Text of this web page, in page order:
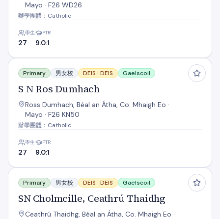
Mayo · F26 WD26
辦學團體：Catholic
學生
27
PTR
9.0:1
S N Ros Dumhach
Primary 男女校 DEIS · DEIS Gaelscoil
S N Ros Dumhach
Ross Dumhach, Béal an Átha, Co. Mhaigh Eo ·
Mayo · F26 KN50
辦學團體：Catholic
學生
27
PTR
9.0:1
SN Cholmcille, Ceathrú Thaidhg
Primary 男女校 DEIS · DEIS Gaelscoil
SN Cholmcille, Ceathrú Thaidhg
Ceathrú Thaidhg, Béal an Átha, Co. Mhaigh Eo ·